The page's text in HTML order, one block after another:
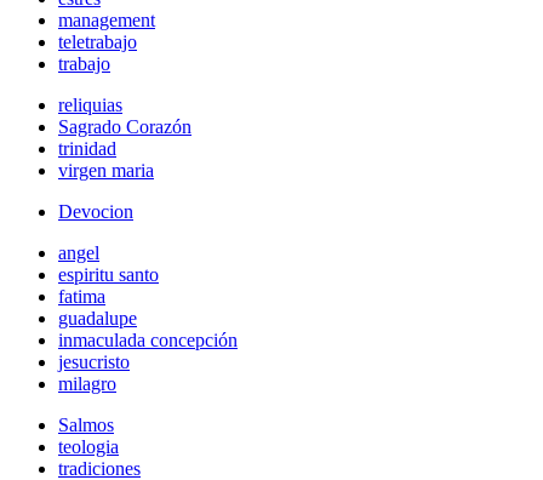
management
teletrabajo
trabajo
reliquias
Sagrado Corazón
trinidad
virgen maria
Devocion
angel
espiritu santo
fatima
guadalupe
inmaculada concepción
jesucristo
milagro
Salmos
teologia
tradiciones